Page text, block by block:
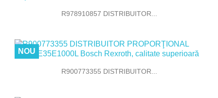
R978910857 DISTRIBUITOR...
R900773355 DISTRIBUITOR...
NOU